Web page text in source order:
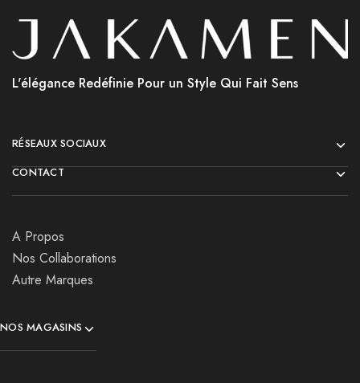
L'élégance Redéfinie Pour un Style Qui Fait Sens
RÉSEAUX SOCIAUX
CONTACT
A Propos
Nos Collaborations
Autre Marques
NOS MAGASINS